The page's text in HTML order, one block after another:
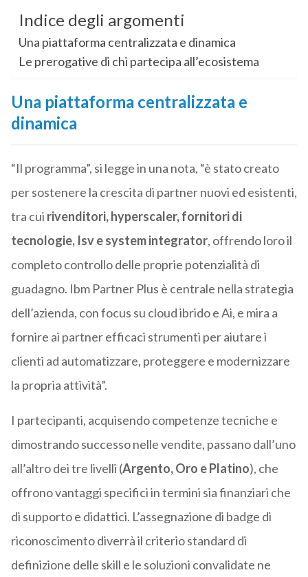
Indice degli argomenti
Una piattaforma centralizzata e dinamica
Le prerogative di chi partecipa all’ecosistema
Una piattaforma centralizzata e
dinamica
“Il programma”, si legge in una nota, “è stato creato
per sostenere la crescita di partner nuovi ed esistenti,
tra cui rivenditori, hyperscaler, fornitori di
tecnologie, Isv e system integrator, offrendo loro il
completo controllo delle proprie potenzialità di
guadagno. Ibm Partner Plus è centrale nella strategia
dell’azienda, con focus su cloud ibrido e Ai, e mira a
fornire ai partner efficaci strumenti per aiutare i
clienti ad automatizzare, proteggere e modernizzare
la propria attività”.
I partecipanti, acquisendo competenze tecniche e
dimostrando successo nelle vendite, passano dall’uno
all’altro dei tre livelli (Argento, Oro e Platino), che
offrono vantaggi specifici in termini sia finanziari che
di supporto e didattici. L’assegnazione di badge di
riconoscimento diverrà il criterio standard di
definizione delle skill e le soluzioni convalidate ne